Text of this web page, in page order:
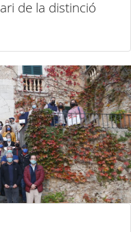
de la distinció